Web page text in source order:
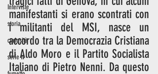
Interviste
storia
curiosità
serie tv
manifestanti si erano scontrati con
i militanti del MSI, nasce un
accordo tra la Democrazia Cristiana
di Aldo Moro e il Partito Socialista
Italiano di Pietro Nenni. Da questo